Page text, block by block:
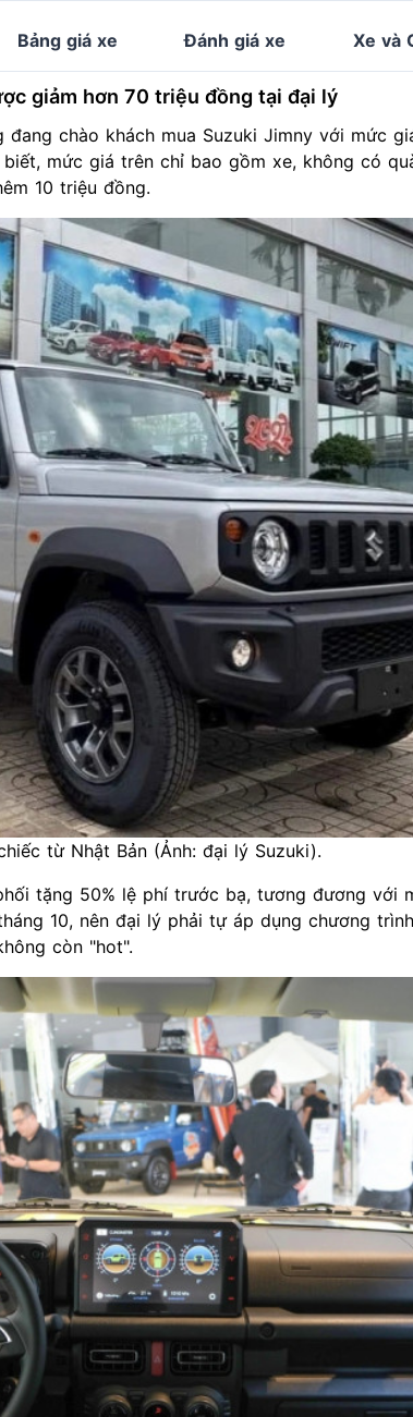
Bảng giá xe Đánh giá xe Xe và
giảm hơn 70 triệu đồng tại đại lý
chào khách mua Suzuki Jimny với mức
mức giá trên chỉ bao gồm xe, không có
10 triệu đồng.
từ Nhật Bản (Ảnh: đại lý Suzuki).
tặng 50% lệ phí trước bạ, tương đương với
10, nên đại lý phải tự áp dụng chương
còn "hot".